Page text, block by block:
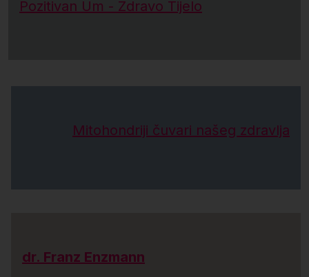
Pozitivan Um - Zdravo Tijelo
Mitohondriji čuvari našeg zdravlja
dr. Franz Enzmann